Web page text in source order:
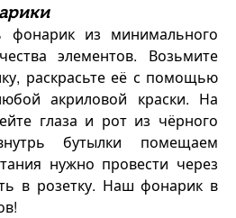
фонарик из минимального
элементов. Возьмите
раскрасьте её с помощью
акриловой краски. На
глаза и рот из чёрного
бутылки помещаем
нужно провести через
в розетку. Наш фонарик в